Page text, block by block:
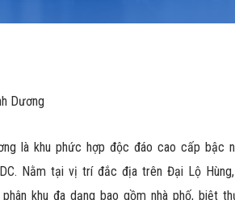
Dương
là khu phức hợp độc đáo cao cấp bậc
Nằm tại vị trí đắc địa trên Đại Lộ
khu đa dạng bao gồm nhà phố, biệt